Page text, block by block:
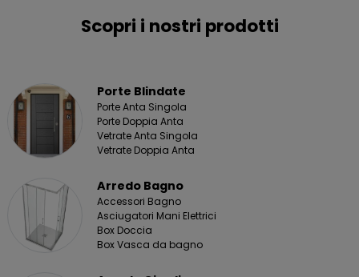
Scopri i nostri prodotti
Porte Blindate
Porte Anta Singola
Porte Doppia Anta
Vetrate Anta Singola
Vetrate Doppia Anta
Arredo Bagno
Accessori Bagno
Asciugatori Mani Elettrici
Box Doccia
Box Vasca da bagno